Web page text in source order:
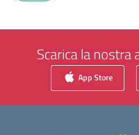
Scarica la nostra
App Store